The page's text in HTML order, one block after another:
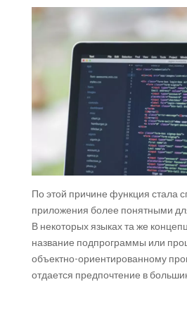
По этой причине функция стала
приложения более понятными
В некоторых языках та же
название подпрограммы или
объектно-ориентированному
отдается предпочтение в